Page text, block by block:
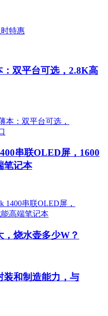
双平台可选，2.8K高
串联OLED屏，1600
笔记本
烧水壶多少W？
装和制造能力，与